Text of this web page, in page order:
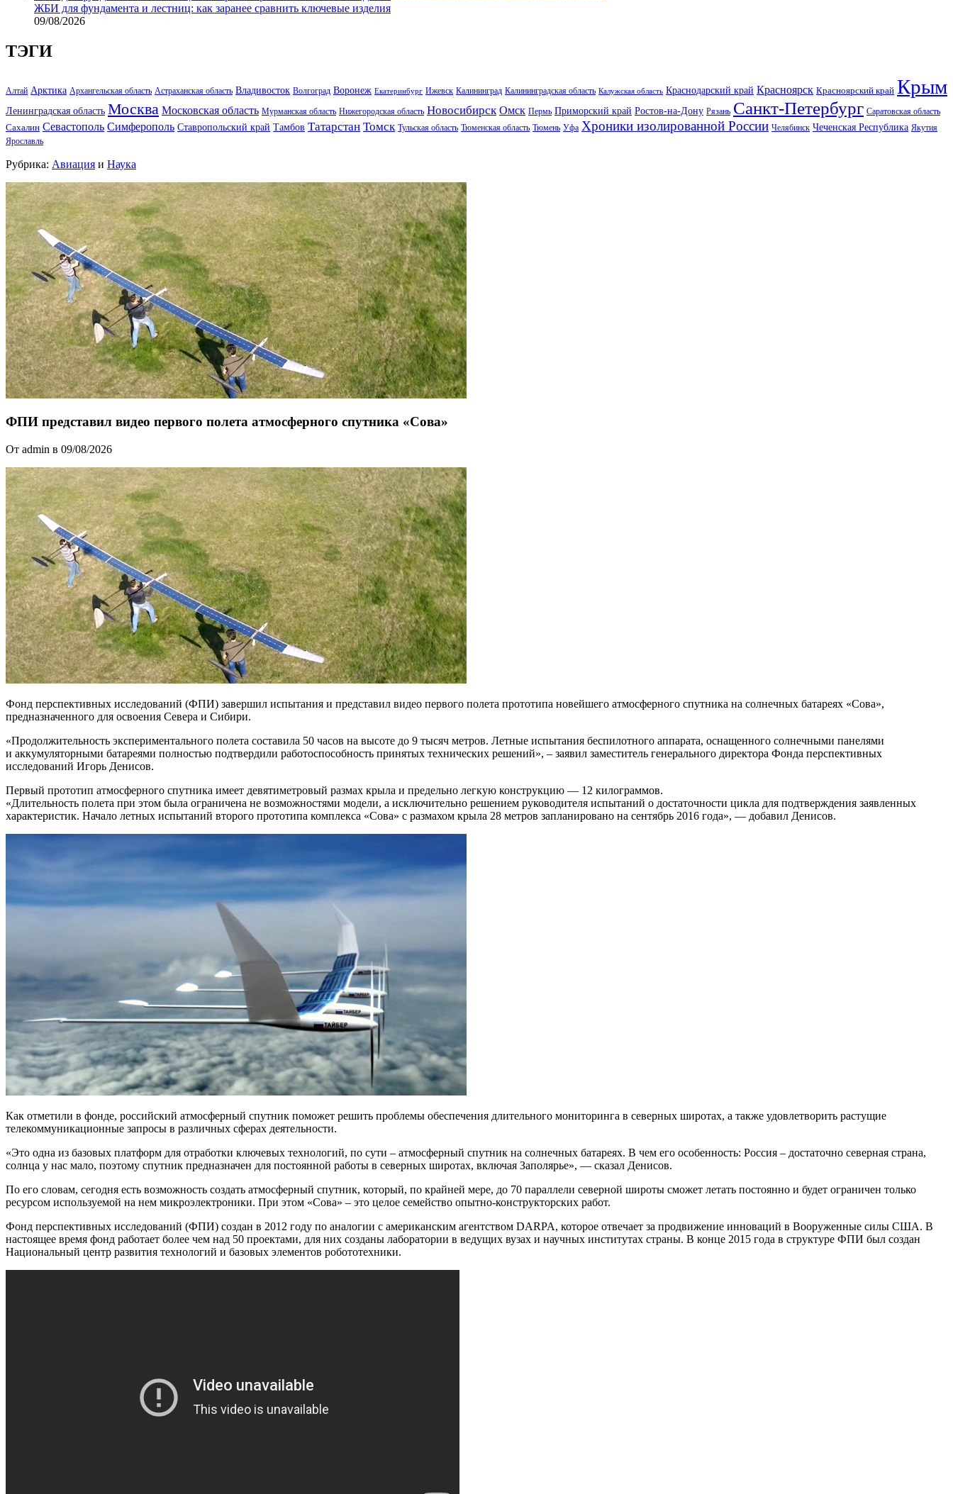
ЖБИ для фундамента и лестниц: как заранее сравнить ключевые изделия
09/08/2026
ТЭГИ
Алтай Арктика Архангельская область Астраханская область Владивосток Волгоград Воронеж Екатеринбург Ижевск Калининград Калининградская область Калужская область Краснодарский край Красноярск Красноярский край Крым
Ленинградская область Москва Московская область Мурманская область Нижегородская область Новосибирск Омск Пермь Приморский край Ростов-на-Дону Рязань Санкт-Петербург Саратовская область
Сахалин Севастополь Симферополь Ставропольский край Тамбов Татарстан Томск Тульская область Тюменская область Тюмень Уфа Хроники изолированной России Челябинск Чеченская Республика Якутия
Ярославль
Рубрика: Авиация и Наука
ФПИ представил видео первого полета атмосферного спутника «Сова»
От admin в 09/08/2026
Фонд перспективных исследований (ФПИ) завершил испытания и представил видео первого полета прототипа новейшего атмосферного спутника на солнечных батареях «Сова»,
предназначенного для освоения Севера и Сибири.
«Продолжительность экспериментального полета составила 50 часов на высоте до 9 тысяч метров. Летные испытания беспилотного аппарата, оснащенного солнечными панелями
и аккумуляторными батареями полностью подтвердили работоспособность принятых технических решений», – заявил заместитель генерального директора Фонда перспективных
исследований Игорь Денисов.
Первый прототип атмосферного спутника имеет девятиметровый размах крыла и предельно легкую конструкцию — 12 килограммов.
«Длительность полета при этом была ограничена не возможностями модели, а исключительно решением руководителя испытаний о достаточности цикла для подтверждения заявленных
характеристик. Начало летных испытаний второго прототипа комплекса «Сова» с размахом крыла 28 метров запланировано на сентябрь 2016 года», — добавил Денисов.
Как отметили в фонде, российский атмосферный спутник поможет решить проблемы обеспечения длительного мониторинга в северных широтах, а также удовлетворить растущие
телекоммуникационные запросы в различных сферах деятельности.
«Это одна из базовых платформ для отработки ключевых технологий, по сути – атмосферный спутник на солнечных батареях. В чем его особенность: Россия – достаточно северная страна,
солнца у нас мало, поэтому спутник предназначен для постоянной работы в северных широтах, включая Заполярье», — сказал Денисов.
По его словам, сегодня есть возможность создать атмосферный спутник, который, по крайней мере, до 70 параллели северной широты сможет летать постоянно и будет ограничен только
ресурсом используемой на нем микроэлектроники. При этом «Сова» – это целое семейство опытно-конструкторских работ.
Фонд перспективных исследований (ФПИ) создан в 2012 году по аналогии с американским агентством DARPA, которое отвечает за продвижение инноваций в Вооруженные силы США. В
настоящее время фонд работает более чем над 50 проектами, для них созданы лаборатории в ведущих вузах и научных институтах страны. В конце 2015 года в структуре ФПИ был создан
Национальный центр развития технологий и базовых элементов робототехники.